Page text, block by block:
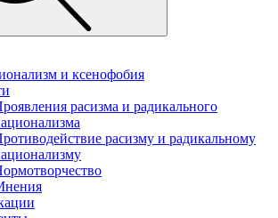
и ксенофобия
расизма и радикального
расизму и радикальному